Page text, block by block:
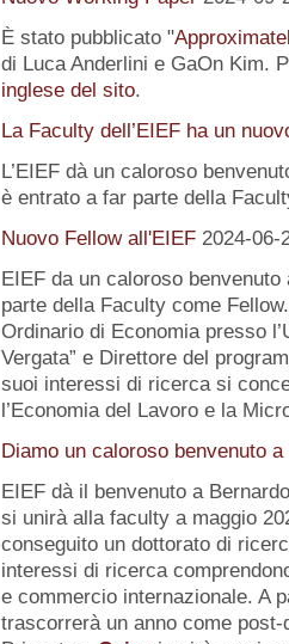
È stato pubblicato "
di Luca Anderlini e GaOn Kim.
inglese del sito.
La Faculty dell’EIEF ha un
L’EIEF dà un caloroso
è entrato a far parte della
Nuovo Fellow all'EIEF 2024-06-
EIEF da un caloroso
parte della Faculty come
Ordinario di Economia presso
Vergata” e Direttore del
suoi interessi di ricerca si
l’Economia del Lavoro e la
Diamo un caloroso benvenuto
EIEF dà il benvenuto a
si unirà alla faculty a maggio
conseguito un dottorato di
interessi di ricerca
e commercio internazionale. A
trascorrerà un anno come